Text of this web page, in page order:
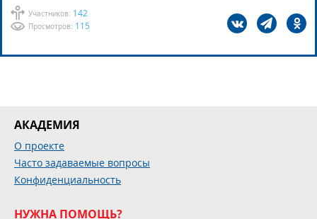
Участников: 142
Просмотров: 115
АКАДЕМИЯ
О проекте
Часто задаваемые вопросы
Конфиденциальность
НУЖНА ПОМОЩЬ?